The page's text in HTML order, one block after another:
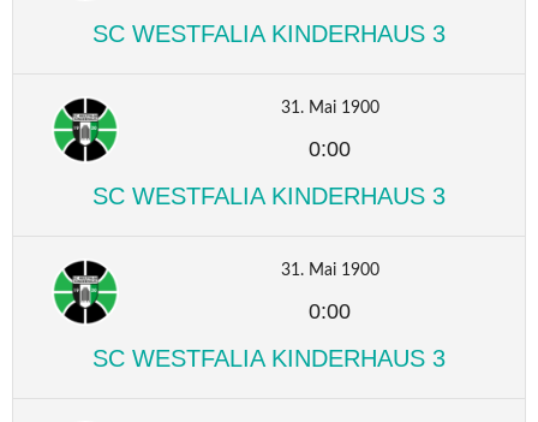
SC WESTFALIA KINDERHAUS 3
31. Mai 1900
0:00
SC WESTFALIA KINDERHAUS 3
31. Mai 1900
0:00
SC WESTFALIA KINDERHAUS 3